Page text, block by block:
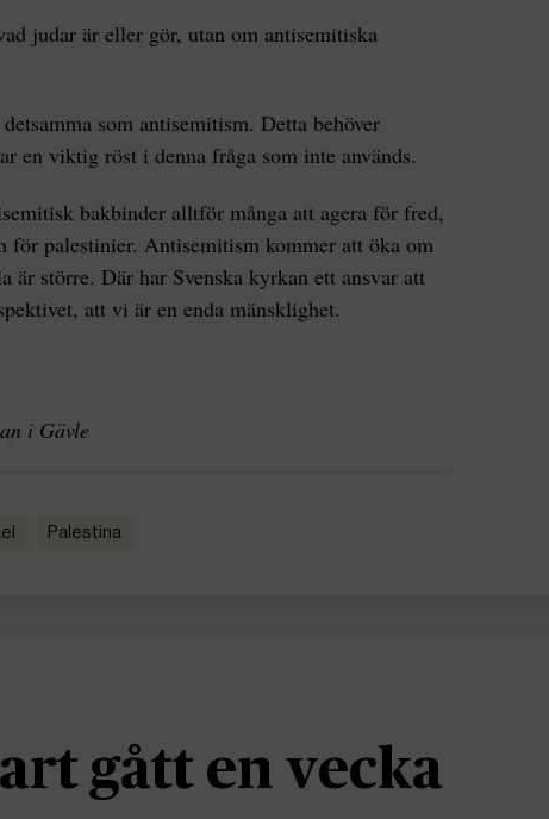
judar är eller gör, utan om antisemitiska
som antisemitism. Detta behöver
en viktig röst i denna fråga som inte används.
bakbinder alltför många att agera för fred,
för palestinier. Antisemitism kommer att öka om
är större. Där har Svenska kyrkan ett ansvar att
att vi är en enda mänsklighet.
i Gävle
Palestina
gått en vecka